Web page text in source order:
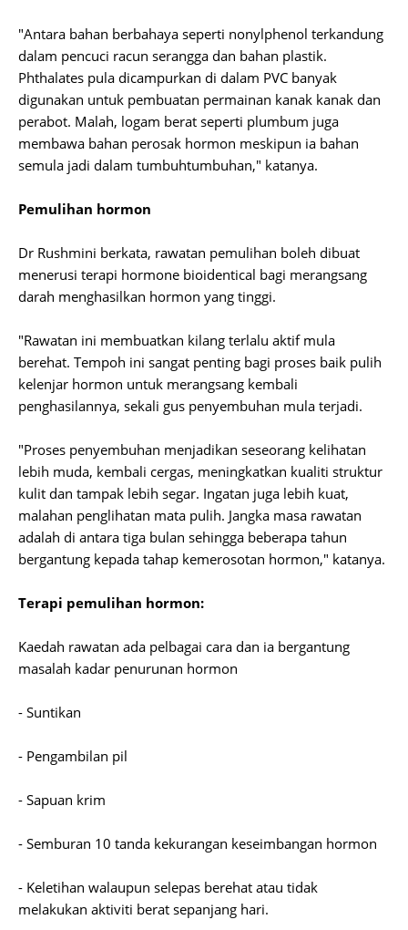
"Antara bahan berbahaya seperti nonylphenol terkandung
dalam pencuci racun serangga dan bahan plastik.
Phthalates pula dicampurkan di dalam PVC banyak
digunakan untuk pembuatan permainan kanak kanak dan
perabot. Malah, logam berat seperti plumbum juga
membawa bahan perosak hormon meskipun ia bahan
semula jadi dalam tumbuhtumbuhan," katanya.
Pemulihan hormon
Dr Rushmini berkata, rawatan pemulihan boleh dibuat
menerusi terapi hormone bioidentical bagi merangsang
darah menghasilkan hormon yang tinggi.
"Rawatan ini membuatkan kilang terlalu aktif mula
berehat. Tempoh ini sangat penting bagi proses baik pulih
kelenjar hormon untuk merangsang kembali
penghasilannya, sekali gus penyembuhan mula terjadi.
"Proses penyembuhan menjadikan seseorang kelihatan
lebih muda, kembali cergas, meningkatkan kualiti struktur
kulit dan tampak lebih segar. Ingatan juga lebih kuat,
malahan penglihatan mata pulih. Jangka masa rawatan
adalah di antara tiga bulan sehingga beberapa tahun
bergantung kepada tahap kemerosotan hormon," katanya.
Terapi pemulihan hormon:
Kaedah rawatan ada pelbagai cara dan ia bergantung
masalah kadar penurunan hormon
- Suntikan
- Pengambilan pil
- Sapuan krim
- Semburan 10 tanda kekurangan keseimbangan hormon
- Keletihan walaupun selepas berehat atau tidak
melakukan aktiviti berat sepanjang hari.